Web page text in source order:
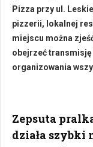
Pizza przy ul.
pizzerii, lokalnej
miejscu można
obejrzeć
organizowania
Zepsuta
działa szybki